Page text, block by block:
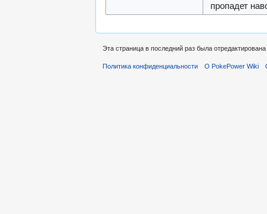
пропадет
Эта страница в последний раз была
Политика конфиденциальности О PokePower Wiki